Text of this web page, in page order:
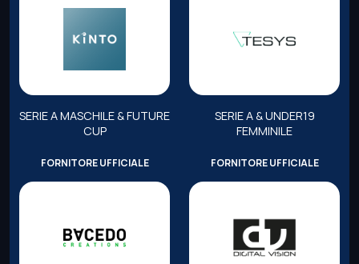
SERIE A MASCHILE & FUTURE
CUP
SERIE A & UNDER19
FEMMINILE
FORNITORE UFFICIALE FORNITORE UFFICIALE